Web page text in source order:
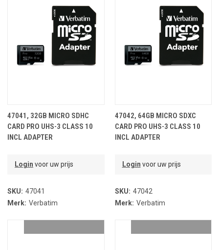
47041, 32GB MICRO SDHC
CARD PRO UHS-3 CLASS 10
INCL ADAPTER
Login voor uw prijs
SKU: 47041
Merk: Verbatim
47042, 64GB MICRO SDXC
CARD PRO UHS-3 CLASS 10
INCL ADAPTER
Login voor uw prijs
SKU: 47042
Merk: Verbatim